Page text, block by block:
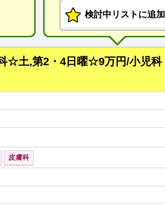
検討中リストに追加
☆土,第2・4日曜☆9万円/小児科
皮膚科